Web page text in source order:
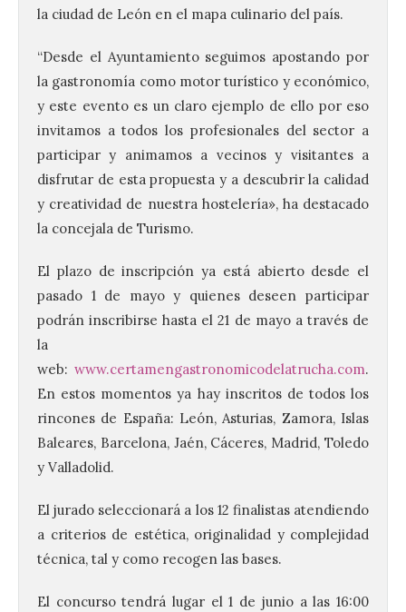
la ciudad de León en el mapa culinario del país.
“Desde el Ayuntamiento seguimos apostando por
la gastronomía como motor turístico y económico,
y este evento es un claro ejemplo de ello por eso
invitamos a todos los profesionales del sector a
participar y animamos a vecinos y visitantes a
disfrutar de esta propuesta y a descubrir la calidad
y creatividad de nuestra hostelería», ha destacado
la concejala de Turismo.
El plazo de inscripción ya está abierto desde el
pasado 1 de mayo y quienes deseen participar
podrán inscribirse hasta el 21 de mayo a través de
la
web: www.certamengastronomicodelatrucha.com.
En estos momentos ya hay inscritos de todos los
rincones de España: León, Asturias, Zamora, Islas
Baleares, Barcelona, Jaén, Cáceres, Madrid, Toledo
y Valladolid.
El jurado seleccionará a los 12 finalistas atendiendo
a criterios de estética, originalidad y complejidad
técnica, tal y como recogen las bases.
El concurso tendrá lugar el 1 de junio a las 16:00